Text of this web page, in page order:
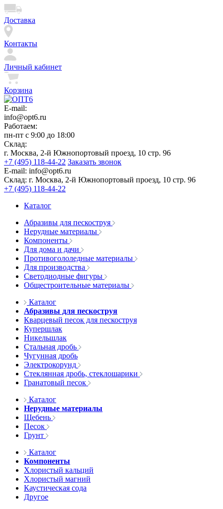
Доставка
Контакты
Личный кабинет
Корзина
E-mail:
info@opt6.ru
Работаем:
пн-пт с 9:00 до 18:00
Склад:
г. Москва, 2-й Южнопортовый проезд, 10 стр. 96
+7 (495) 118-44-22 Заказать звонок
E-mail: info@opt6.ru
Склад: г. Москва, 2-й Южнопортовый проезд, 10 стр. 96
+7 (495) 118-44-22
Каталог
Абразивы для пескоструя
Нерудные материалы
Компоненты
Для дома и дачи
Противогололедные материалы
Для производства
Светодиодные фигуры
Общестроительные материалы
Каталог
Абразивы для пескоструя
Кварцевый песок для пескоструя
Купершлак
Никельшлак
Стальная дробь
Чугунная дробь
Электрокорунд
Стеклянная дробь, стеклошарики
Гранатовый песок
Каталог
Нерудные материалы
Щебень
Песок
Грунт
Каталог
Компоненты
Хлористый кальций
Хлористый магний
Каустическая сода
Другое